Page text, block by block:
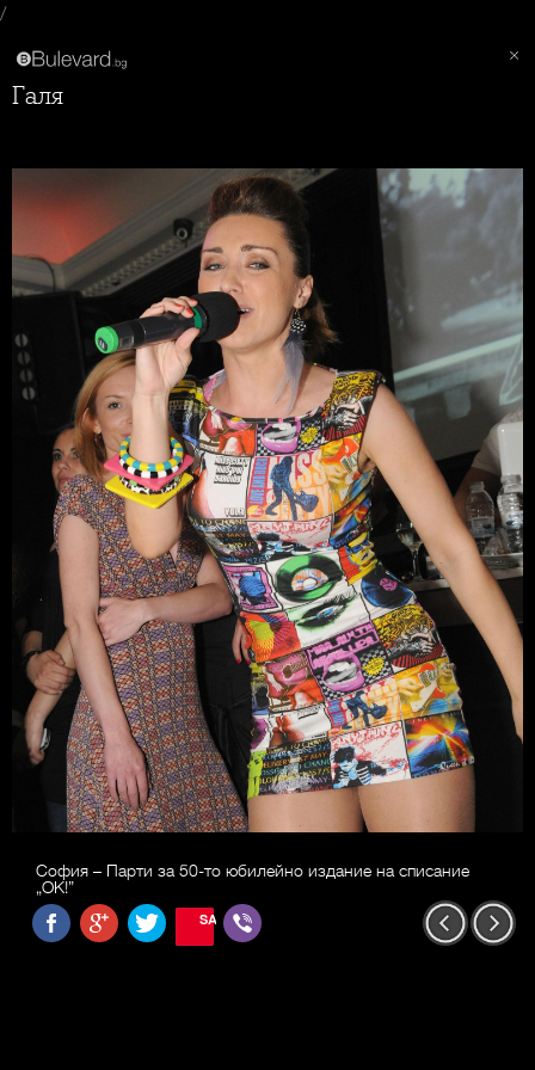
/
Галя
София – Парти за 50-то юбилейно издание на списание
„ОК!”
SAVE